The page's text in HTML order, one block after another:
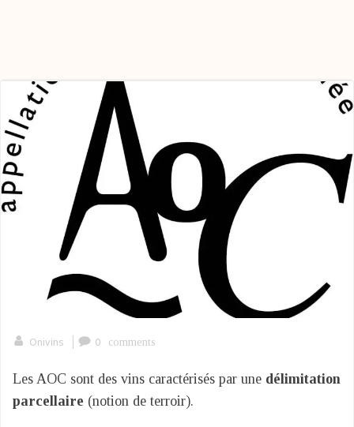
Onivins 0 comments
Les AOC sont des vins caractérisés par une délimitation
parcellaire (notion de terroir).